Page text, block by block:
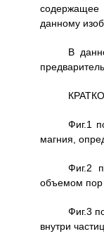
содержащее
данному
В
Фиг.1
магния,
Фиг.2
объемом пор
Фиг.3
внутри